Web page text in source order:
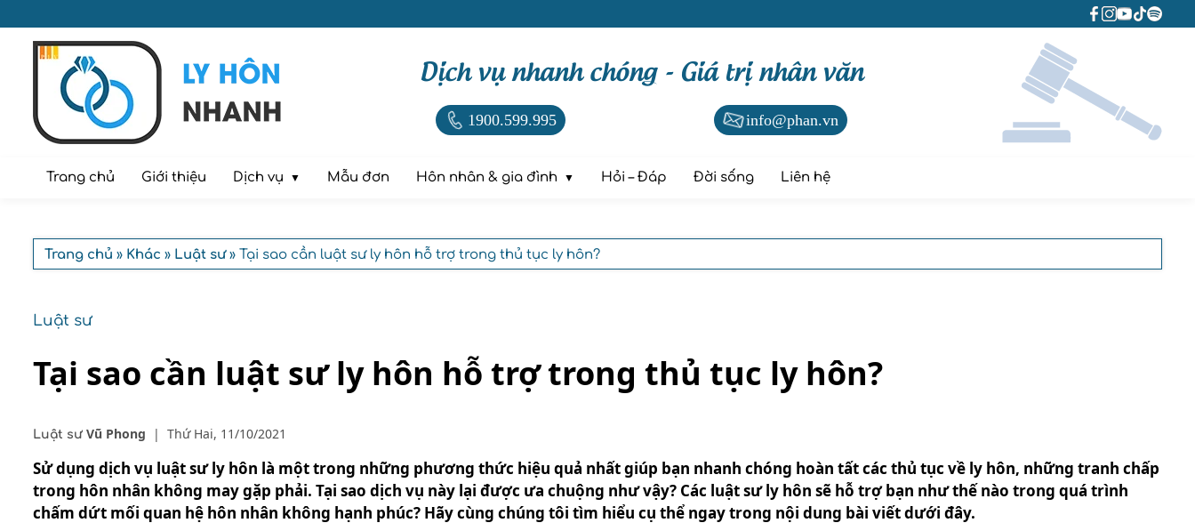
Dịch vụ nhanh chóng - Giá trị nhân văn
1900.599.995 info@phan.vn
Trang chủ Giới thiệu Dịch vụ Mẫu đơn Hôn nhân & gia đình Hỏi – Đáp Đời sống Liên hệ
Trang chủ » Khác » Luật sư» Tại sao cần luật sư ly hôn hỗ trợ trong thủ tục ly hôn?
Luật sư
Tại sao cần luật sư ly hôn hỗ trợ trong thủ tục ly hôn?
Luật sư Vũ Phong | Thứ Hai, 11/10/2021
Sử dụng dịch vụ luật sư ly hôn là một trong những phương thức hiệu quả nhất giúp bạn nhanh chóng hoàn tất các thủ tục về ly hôn, những tranh chấp
trong hôn nhân không may gặp phải. Tại sao dịch vụ này lại được ưa chuộng như vậy? Các luật sư ly hôn sẽ hỗ trợ bạn như thế nào trong quá trình
chấm dứt mối quan hệ hôn nhân không hạnh phúc? Hãy cùng chúng tôi tìm hiểu cụ thể ngay trong nội dung bài viết dưới đây.